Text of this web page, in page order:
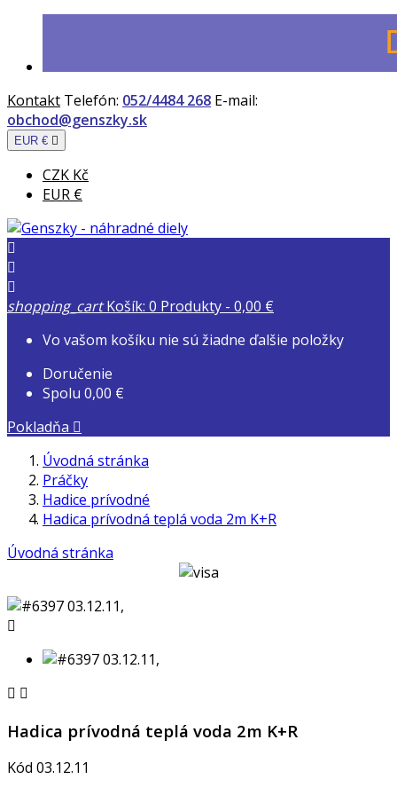
Kontakt Telefón: 052/4484 268 E-mail:
obchod@genszky.sk
EUR € 
CZK Kč
EUR €



shopping_cart Košík: 0 Produkty - 0,00 €
Vo vašom košíku nie sú žiadne ďalšie položky
Doručenie
Spolu 0,00 €
Pokladňa 
Úvodná stránka
Práčky
Hadice prívodné
Hadica prívodná teplá voda 2m K+R
Úvodná stránka

 
Hadica prívodná teplá voda 2m K+R
Kód 03.12.11